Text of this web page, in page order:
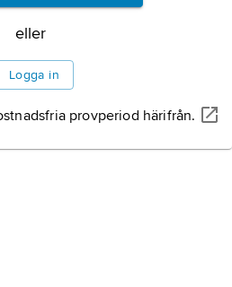
eller
Logga in
provperiod härifrån.